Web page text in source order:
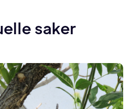
saker